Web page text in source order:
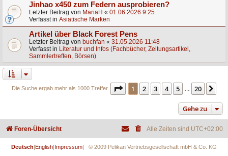
Jinhao x450 zum Federn ausprobieren?
Letzter Beitrag von MariaH « 01.06.2026 9:25
Verfasst in Asiatische Marken
Artikel über Black Forest Pens
Letzter Beitrag von buchfan « 31.05.2026 11:48
Verfasst in Literatur und Infos (Fachbücher, Zeitungsartikel,
Sammlertreffen, Börsen)
Die Suche ergab mehr als 1000 Treffer Seite 1von 20
1 2 3 4 5 … 20
Gehe zu
Foren-Übersicht Alle Zeiten sind UTC+02:00
Deutsch English Impressum | © 2009 Pelikan Vertriebsgesellschaft mbH & Co. KG